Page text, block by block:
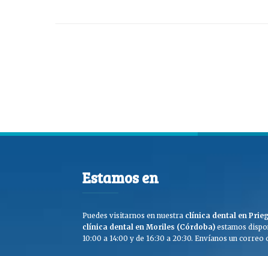
Estamos en
Puedes visitarnos en nuestra clínica dental en
clínica dental en Moriles (Córdoba) estamos
10:00 a 14:00 y de 16:30 a 20:30. Envíanos un correo